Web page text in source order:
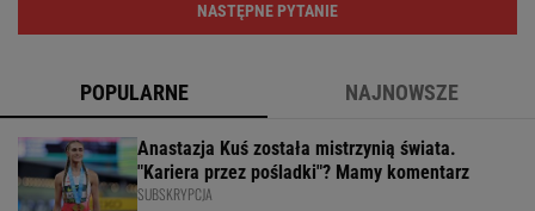
NASTĘPNE PYTANIE
POPULARNE NAJNOWSZE
Anastazja Kuś została mistrzynią świata.
"Kariera przez pośladki"? Mamy komentarz
SUBSKRYPCJA